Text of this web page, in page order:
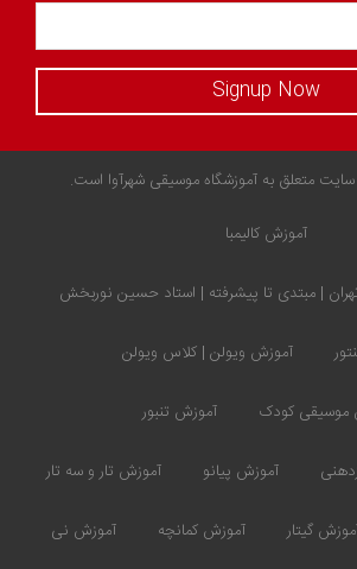
Signup Now
متعلق به آموزشگاه موسیقی شهرآوا است.
آموزش کالیمبا
| مبتدی تا پیشرفته | استاد حسین نوربخش
آموزش ویولن | کلاس ویولن
موسیقی کودک آموزش تنبور
آموزش پیانو آموزش تار و سه تار
گیتار آموزش کمانچه آموزش نی